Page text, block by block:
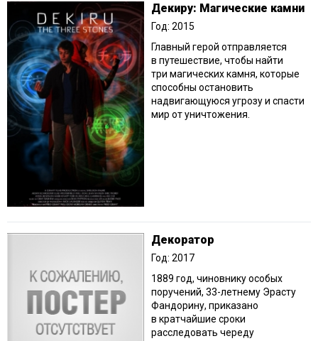
Декиру: Магические камни
Год: 2015
Главный герой отправляется
в путешествие, чтобы найти
три магических камня, которые
способны остановить
надвигающуюся угрозу и спасти
мир от уничтожения.
Декоратор
Год: 2017
1889 год, чиновнику особых
поручений, 33-летнему Эрасту
Фандорину, приказано
в кратчайшие сроки
расследовать череду